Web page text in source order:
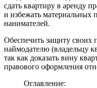
сдать квартиру в аренду
и избежать материальных
нанимателей.
Обеспечить защиту своих
наймодателю (владельцу
так как доказать вину
правового оформления
Оглавление: